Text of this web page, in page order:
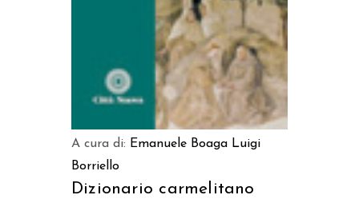
A cura di: Emanuele Boaga Luigi
Borriello
Dizionario carmelitano